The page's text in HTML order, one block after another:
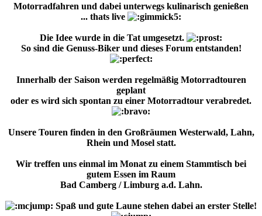
Motorradfahren und dabei unterwegs kulinarisch genießen
... thats live
Die Idee wurde in die Tat umgesetzt.
So sind die Genuss-Biker und dieses Forum entstanden!
Innerhalb der Saison werden regelmäßig Motorradtouren
geplant
oder es wird sich spontan zu einer Motorradtour verabredet.
Unsere Touren finden in den Großräumen Westerwald, Lahn,
Rhein und Mosel statt.
Wir treffen uns einmal im Monat zu einem Stammtisch bei
gutem Essen im Raum
Bad Camberg / Limburg a.d. Lahn.
Spaß und gute Laune stehen dabei an erster Stelle!